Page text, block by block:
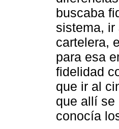
buscaba
sistema,
cartelera,
para esa
fidelidad
que ir al
que allí se
conocía